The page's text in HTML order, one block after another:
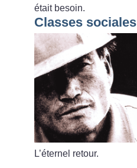
était besoin.
Classes sociales
L’éternel retour.